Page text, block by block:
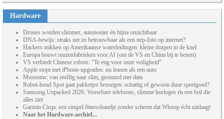
Hardware
Drones worden slimmer, autonomer én bijna onzichtbaar
DNA-bewijs: straks net zo betrouwbaar als een nep-foto op internet?
Hackers mikken op Amerikaanse waterleidingen: kleine dorpen in de knel
Europa bouwt reuzenfabrieken voor AI (om de VS en China bij te benen)
VS verbiedt Chinese robots: “Te eng voor onze veiligheid”
Apple stopt met iPhone-upgraden: nu leasen als een auto
Museums: van stoffig naar slim, gestuurd met data
Robot-hond Spot gaat pakketjes bezorgen: schattig of gewoon duur speelgoed?
Samsung Unpacked 2026: Vouwbare telefoons, slimme horloges én een bril die
alles ziet
Garmin Cirqa: een simpel fitnessbandje zonder scherm dat Whoop écht uitdaagt
Naar het Hardware-archief...